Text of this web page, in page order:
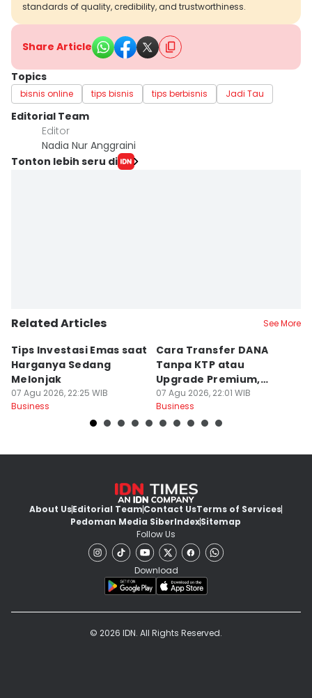
standards of quality, credibility, and trustworthiness.
Share Article
Topics
bisnis online tips bisnis tips berbisnis Jadi Tau
Editorial Team
Editor
Nadia Nur Anggraini
Tonton lebih seru di
Related Articles See More
Tips Investasi Emas saat
Harganya Sedang
Melonjak
07 Agu 2026, 22:25 WIB
Business
Cara Transfer DANA
Tanpa KTP atau
Upgrade Premium,
Solusi Mudah!
07 Agu 2026, 22:01 WIB
Business
About UsEditorial TeamContact UsTerms of Services
Pedoman Media SiberIndexSitemap
Follow Us
Download
© 2026 IDN. All Rights Reserved.